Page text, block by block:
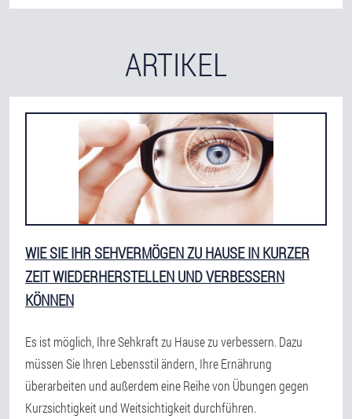
ARTIKEL
WIE SIE IHR SEHVERMÖGEN ZU HAUSE IN KURZER
ZEIT WIEDERHERSTELLEN UND VERBESSERN
KÖNNEN
Es ist möglich, Ihre Sehkraft zu Hause zu verbessern. Dazu
müssen Sie Ihren Lebensstil ändern, Ihre Ernährung
überarbeiten und außerdem eine Reihe von Übungen gegen
Kurzsichtigkeit und Weitsichtigkeit durchführen.